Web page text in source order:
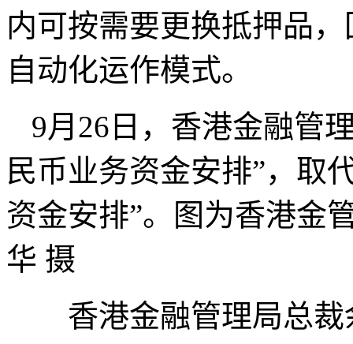
内可按需要更换抵押品
自动化运作模式。
9月26日，香港金融管
民币业务资金安排”，取
资金安排”。图为香港
华 摄
香港金融管理局总裁